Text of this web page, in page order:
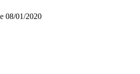
08/01/2020